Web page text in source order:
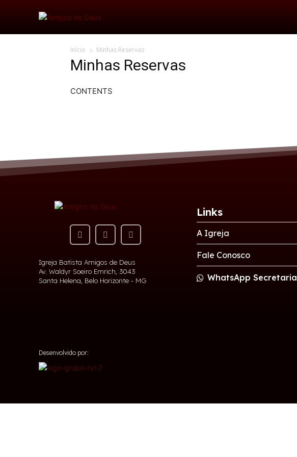
Início Minhas Reservas
Minhas Reservas
CONTENTS
Igreja Batista Amigos de Deus
Av. Waldyr Soeiro Emrich, 3043
Santa Helena, Belo Horizonte - MG
Links
A Igreja
Fale Conosco
WhatsApp Secretaria
Desenvolvido por: